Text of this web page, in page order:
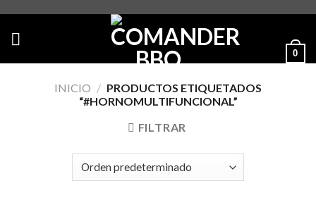
content
0
INICIO / PRODUCTOS ETIQUETADOS
“#HORNOMULTIFUNCIONAL”
FILTRAR